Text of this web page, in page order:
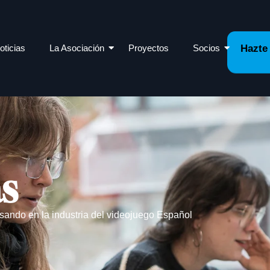
La Asociación Proyectos Socios
en la industria del videojuego Español